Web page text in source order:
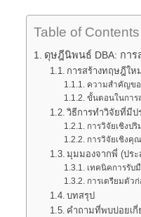
Table of Contents
ดุษฎีนิพนธ์ DBA: กา
การสร้างทฤษฎีใ
ความสำคัญขอ
ขั้นตอนในการ
วิธีการทำวิจัยที่มีป
การวิจัยเชิงป
การวิจัยเชิงคุ
มุมมองจากพี่ (ปร
เทคนิคการรับ
การเตรียมตัว
บทสรุป
คำถามที่พบบ่อยเ